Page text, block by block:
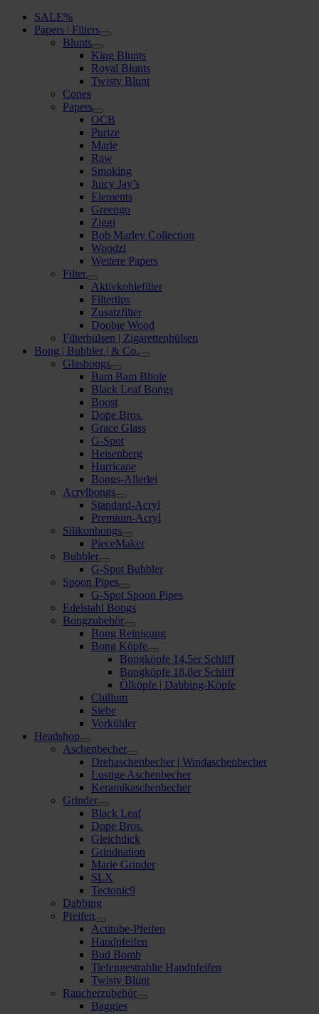
SALE%
Papers | Filters
Blunts
King Blunts
Royal Blunts
Twisty Blunt
Cones
Papers
OCB
Purize
Marie
Raw
Smoking
Juicy Jay’s
Elements
Greengo
Ziggi
Bob Marley Collection
Woodzl
Weitere Papers
Filter
Aktivkohlefilter
Filtertips
Zusatzfilter
Doobie Wood
Filterhülsen | Zigarettenhülsen
Bong | Bubbler | & Co.
Glasbongs
Bam Bam Bhole
Black Leaf Bongs
Boost
Dope Bros.
Grace Glass
G-Spot
Heisenberg
Hurricane
Bongs-Allerlei
Acrylbongs
Standard-Acryl
Premium-Acryl
Silikonbongs
PieceMaker
Bubbler
G-Spot Bubbler
Spoon Pipes
G-Spot Spoon Pipes
Edelstahl Bongs
Bongzubehör
Bong Reinigung
Bong Köpfe
Bongköpfe 14,5er Schliff
Bongköpfe 18,8er Schliff
Ölköpfe | Dabbing-Köpfe
Chillum
Siebe
Vorkühler
Headshop
Aschenbecher
Drehaschenbecher | Windaschenbecher
Lustige Aschenbecher
Keramikaschenbecher
Grinder
Black Leaf
Dope Bros.
Gleichdick
Grindnation
Marie Grinder
SLX
Tectonic9
Dabbing
Pfeifen
Actitube-Pfeifen
Handpfeifen
Bud Bomb
Tiefengestrahlte Handpfeifen
Twisty Blunt
Raucherzubehör
Baggies